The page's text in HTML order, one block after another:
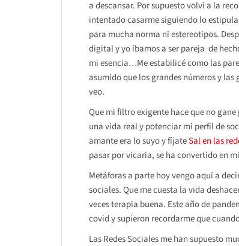
a descansar. Por supuesto volví a la
intentado casarme siguiendo lo
para mucha norma ni estereotipos.
digital y yo íbamos a ser pareja de
mi esencia…Me estabilicé como las
asumido que los grandes números y
veo.
Que mi filtro exigente hace que no
una vida real y potenciar mi perfil de
amante era lo suyo y fíjateSal en las
pasar por vicaria, se ha convertido en
Metáforas a parte hoy vengo aquí a
sociales. Que me cuesta la vida
veces terapia buena. Este año de
covid y supieron recordarme que
Las Redes Sociales me han supuesto